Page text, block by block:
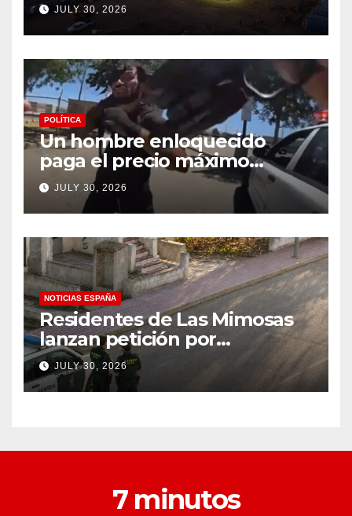
JULY 30, 2026
POLÍTICA
Un hombre enloquecido
paga el precio máximo
después de llevar un cuchillo
a un tiroteo con agentes del
condado de Los Ángeles
(VIDEO) * The Gateway
Pundit * por Cullen
Linebarger
JULY 30, 2026
NOTICIAS ESPAÑA
Residentes de Las Mimosas
lanzan petición por
disminución ‘inaceptable’ de
servicios básicos – The
Leader
JULY 30, 2026
7 minutos